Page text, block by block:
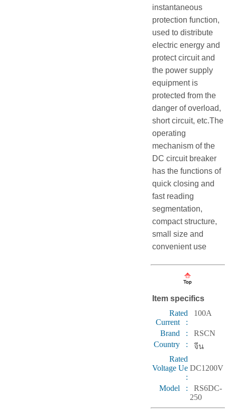
instantaneous
protection function,
used to distribute
electric energy and
protect circuit and
the power supply
equipment is
protected from the
danger of overload,
short circuit, etc.The
operating
mechanism of the
DC circuit breaker
has the functions of
quick closing and
fast reading
segmentation,
compact structure,
small size and
convenient use
Item specifics
Rated
Current :
100A
Brand :
RSCN
Country :
จีน
Rated
Voltage Ue
:
DC1200V
Model :
RS6DC-
250